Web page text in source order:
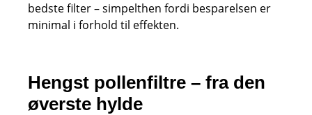
bedste filter – simpelthen fordi besparelsen er
minimal i forhold til effekten.
Hengst pollenfiltre – fra den
øverste hylde